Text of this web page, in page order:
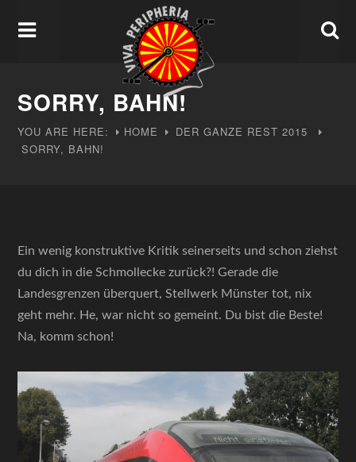
SORRY, BAHN!
YOU ARE HERE: HOME DER GANZE REST 2015
SORRY, BAHN!
Ein wenig konstruktive Kritik seinerseits und schon ziehst
du dich in die Schmollecke zurück?! Gerade die
Landesgrenzen überquert, Stellwerk Münster tot, nix
geht mehr. He, war nicht so gemeint. Du bist die Beste!
Na, komm schon!